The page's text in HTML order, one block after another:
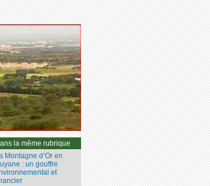
la même rubrique
Montagne d’Or en
: un gouffre
et